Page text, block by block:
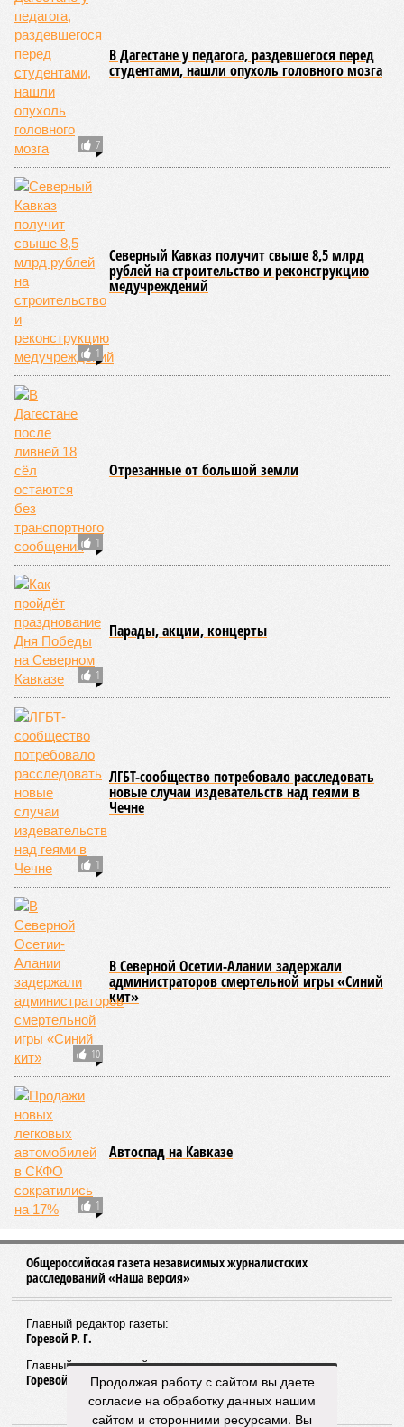
7
В Дагестане у педагога, раздевшегося перед
студентами, нашли опухоль головного мозга
1
Северный Кавказ получит свыше 8,5 млрд
рублей на строительство и реконструкцию
медучреждений
1
Отрезанные от большой земли
1
Парады, акции, концерты
1
ЛГБТ-сообщество потребовало расследовать
новые случаи издевательств над геями в
Чечне
10
В Северной Осетии-Алании задержали
администраторов смертельной игры «Синий
кит»
1
Автоспад на Кавказе
Общероссийская газета независимых журналистских
расследований «Наша версия»
Главный редактор газеты:
Горевой Р. Г.
Главный редактор сайта:
Горевой Р. Г.Продолжая работу с сайтом вы даете
согласие на обработку данных нашим
сайтом и сторонними ресурсами. Вы